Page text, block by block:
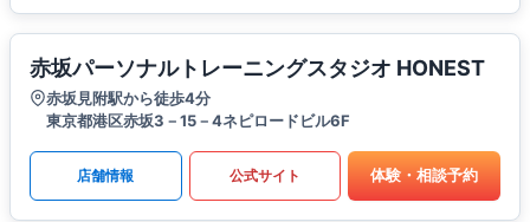
赤坂パーソナルトレーニングスタジオ HONEST
赤坂見附駅から徒歩4分
東京都港区赤坂3－15－4ネピロードビル6F
店舗情報 公式サイト 体験・相談予約